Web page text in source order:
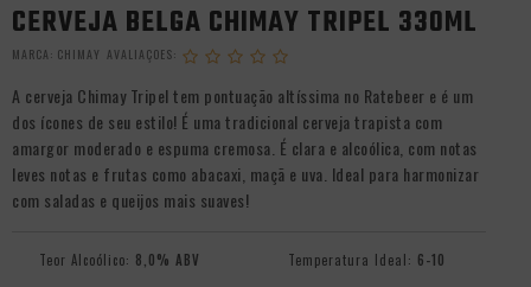
CERVEJA BELGA CHIMAY TRIPEL 330ML
MARCA: CHIMAY
A cerveja Chimay Tripel tem pontuação altíssima no Ratebeer e é um
dos ícones de seu estilo! É uma tradicional cerveja trapista com
amargor moderado e espuma cremosa. É clara e alcoólica, com notas
leves notas e frutas como abacaxi, maçã e uva. Ideal para harmonizar
com saladas e queijos mais suaves!
Teor Alcoólico: 8,0% ABV Temperatura Ideal: 6-10